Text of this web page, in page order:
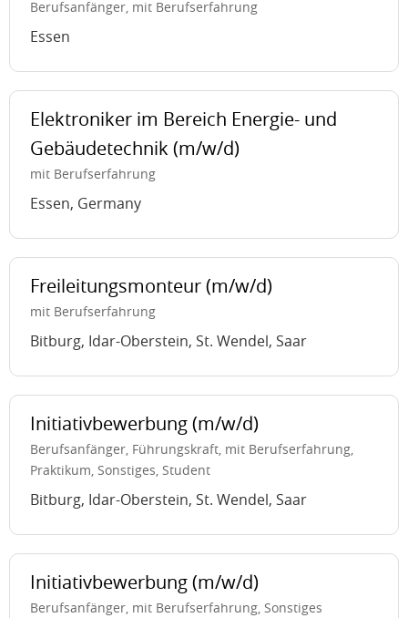
Berufsanfänger, mit Berufserfahrung
Essen
Elektroniker im Bereich Energie- und
Gebäudetechnik (m/w/d)
mit Berufserfahrung
Essen, Germany
Freileitungsmonteur (m/w/d)
mit Berufserfahrung
Bitburg, Idar-Oberstein, St. Wendel, Saar
Initiativbewerbung (m/w/d)
Berufsanfänger, Führungskraft, mit Berufserfahrung,
Praktikum, Sonstiges, Student
Bitburg, Idar-Oberstein, St. Wendel, Saar
Initiativbewerbung (m/w/d)
Berufsanfänger, mit Berufserfahrung, Sonstiges